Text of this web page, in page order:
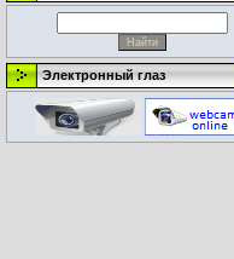
Электронный глаз